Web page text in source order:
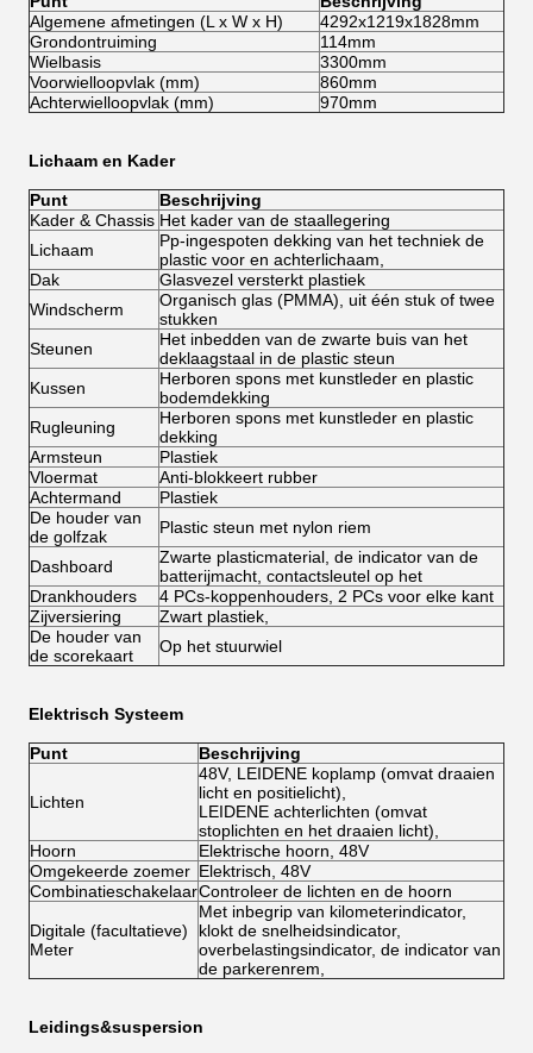
Algemene afmetingen (L x W x H)
4292x1219x1828mm
Grondontruiming
114mm
Wielbasis
3300mm
Voorwielloopvlak (mm)
860mm
Achterwielloopvlak (mm)
970mm
Lichaam en Kader
Punt
Beschrijving
Kader & Chassis Het kader van de staallegering
Lichaam
Pp-ingespoten dekking van het techniek de
plastic voor en achterlichaam,
Dak
Glasvezel versterkt plastiek
Windscherm
Organisch glas (PMMA), uit één stuk of twee
stukken
Steunen
Het inbedden van de zwarte buis van het
deklaagstaal in de plastic steun
Kussen
Herboren spons met kunstleder en plastic
bodemdekking
Rugleuning
Herboren spons met kunstleder en plastic
dekking
Armsteun
Plastiek
Vloermat
Anti-blokkeert rubber
Achtermand
Plastiek
De houder van
de golfzak
Plastic steun met nylon riem
Dashboard
Zwarte plasticmaterial, de indicator van de
batterijmacht, contactsleutel op het
Drankhouders
4 PCs-koppenhouders, 2 PCs voor elke kant
Zijversiering
Zwart plastiek,
De houder van
de scorekaart
Op het stuurwiel
Elektrisch Systeem
Punt Beschrijving
Lichten
48V, LEIDENE koplamp (omvat draaien
licht en positielicht),
LEIDENE achterlichten (omvat
stoplichten en het draaien licht),
Hoorn
Elektrische hoorn, 48V
Omgekeerde zoemer Elektrisch, 48V
CombinatieschakelaarControleer de lichten en de hoorn
Digitale (facultatieve)
Meter
Met inbegrip van kilometerindicator,
klokt de snelheidsindicator,
overbelastingsindicator, de indicator van
de parkerenrem,
Leidings&suspersion